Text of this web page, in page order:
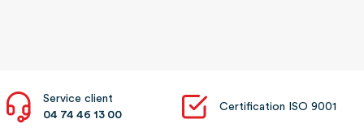
Service client
04 74 46 13 00
Certification ISO 9001